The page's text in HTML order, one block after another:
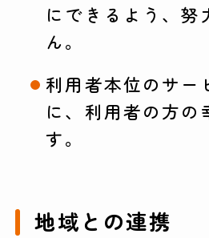
にできるよう、努
ん。
利用者本位のサー
に、利用者の方の
す。
地域との連携